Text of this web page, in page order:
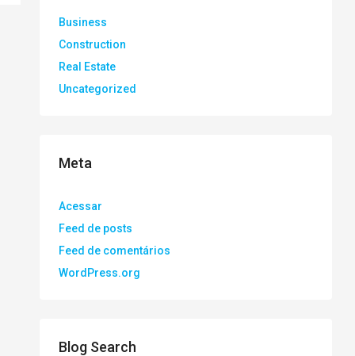
Business
Construction
Real Estate
Uncategorized
Meta
Acessar
Feed de posts
Feed de comentários
WordPress.org
Blog Search